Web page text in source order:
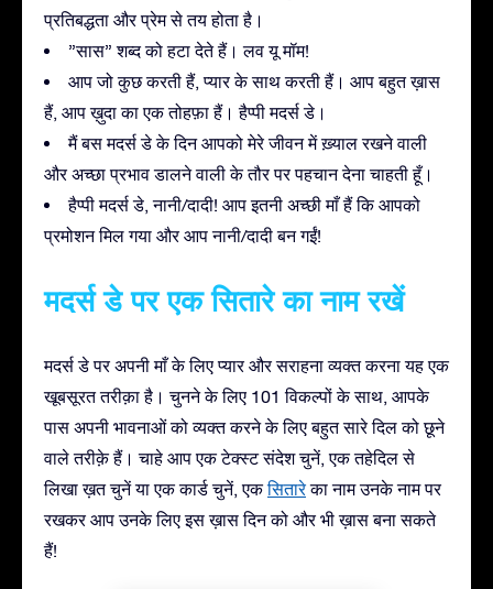
प्रतिबद्धता और प्रेम से तय होता है।
”सास” शब्द को हटा देते हैं। लव यू मॉम!
आप जो कुछ करती हैं, प्यार के साथ करती हैं। आप बहुत ख़ास
हैं, आप ख़ुदा का एक तोहफ़ा हैं। हैप्पी मदर्स डे।
मैं बस मदर्स डे के दिन आपको मेरे जीवन में ख़्याल रखने वाली
और अच्छा प्रभाव डालने वाली के तौर पर पहचान देना चाहती हूँ।
हैप्पी मदर्स डे, नानी/दादी! आप इतनी अच्छी माँ हैं कि आपको
प्रमोशन मिल गया और आप नानी/दादी बन गईं!
मदर्स डे पर एक सितारे का नाम रखें
मदर्स डे पर अपनी माँ के लिए प्यार और सराहना व्यक्त करना यह एक
खूबसूरत तरीक़ा है। चुनने के लिए 101 विकल्पों के साथ, आपके
पास अपनी भावनाओं को व्यक्त करने के लिए बहुत सारे दिल को छूने
वाले तरीक़े हैं। चाहे आप एक टेक्स्ट संदेश चुनें, एक तहेदिल से
लिखा ख़त चुनें या एक कार्ड चुनें,एकसितारेका नाम उनके नाम पर
रखकर आप उनके लिए इस ख़ास दिन को और भी ख़ास बना सकते
हैं!